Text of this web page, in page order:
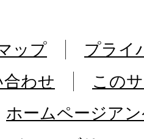
ップ
プライ
わせ
この
ホームページア